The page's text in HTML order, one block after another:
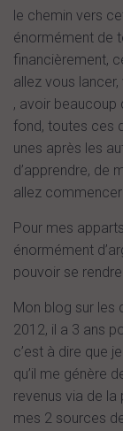
le chemin vers
énormément de
financièrement,
allez vous
, avoir beaucoup
fond, toutes ces
unes après les
d’apprendre, de
allez commencer
Pour mes
énormément
pouvoir se
Mon blog sur les
2012, il a 3 ans
c’est à dire que
qu’il me génère
revenus via de
mes 2 sources